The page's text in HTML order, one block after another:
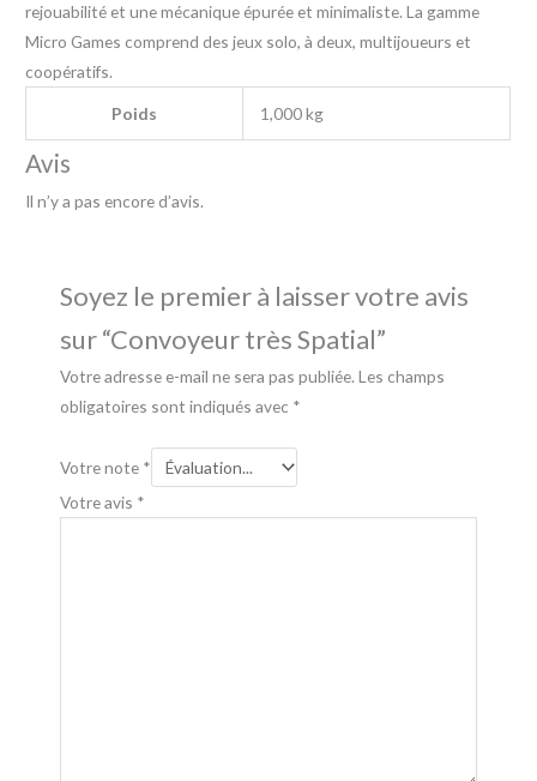
rejouabilité et une mécanique épurée et minimaliste. La gamme
Micro Games comprend des jeux solo, à deux, multijoueurs et
coopératifs.
Poids 1,000 kg
Avis
Il n’y a pas encore d’avis.
Soyez le premier à laisser votre avis
sur “Convoyeur très Spatial”
Votre adresse e-mail ne sera pas publiée. Les champs
obligatoires sont indiqués avec *
Votre note *
Votre avis *